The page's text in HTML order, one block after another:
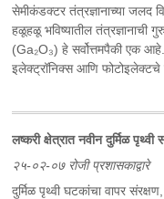
सेमीकंडक्टर तंत्रज्ञानाच्या जलद
हळूहळू भविष्यातील
(Ga₂O₃) हे सर्वोत्तमपैकी एक
इलेक्ट्रॉनिक्स आणि
लष्करी क्षेत्रात नवीन दुर्मिळ पृथ्वी
२५-०२-०७ रोजी प्रशासकाद्वारे
दुर्मिळ पृथ्वी घटकांचा वापर